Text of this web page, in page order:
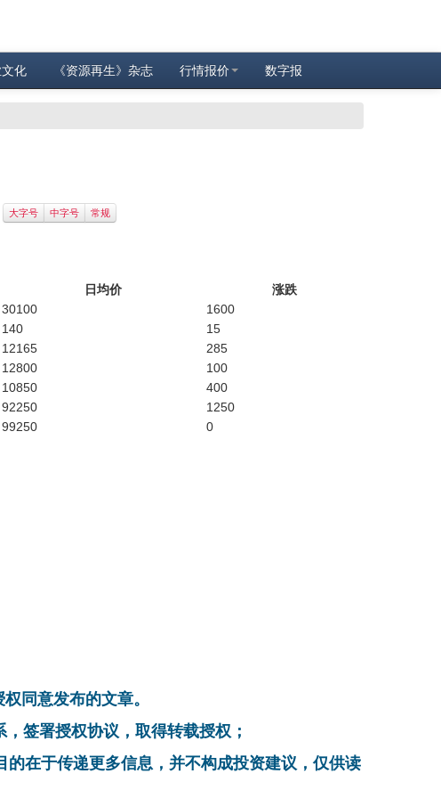
化 《资源再生》杂志 行情报价 数字报
大字号 中字号 常规
日均价
涨跌
30100
1600
140
15
12165
285
12800
100
10850
400
92250
1250
99250 0
同意发布的文章。
签署授权协议，取得转载授权；
在于传递更多信息，并不构成投资建议，仅供读